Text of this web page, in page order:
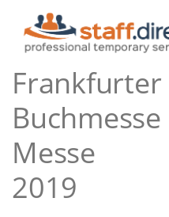
Frankfurter
Buchmesse
Messe
2019